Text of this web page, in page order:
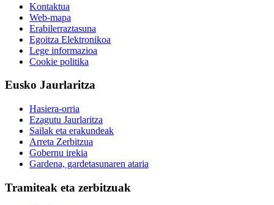
Kontaktua
Web-mapa
Erabilerraztasuna
Egoitza Elektronikoa
Lege informazioa
Cookie politika
Eusko Jaurlaritza
Hasiera-orria
Ezagutu Jaurlaritza
Sailak eta erakundeak
Arreta Zerbitzua
Gobernu irekia
Gardena, gardetasunaren ataria
Tramiteak eta zerbitzuak